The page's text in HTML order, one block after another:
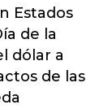
Estados
de la
dólar a
de las